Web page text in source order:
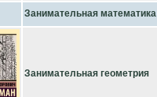
Занимательная математика
Занимательная геометрия